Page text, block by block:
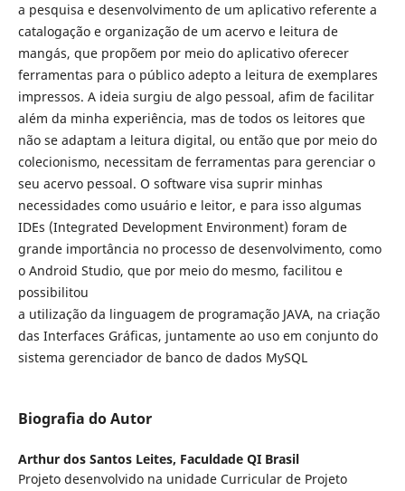
a pesquisa e desenvolvimento de um aplicativo referente a
catalogação e organização de um acervo e leitura de
mangás, que propõem por meio do aplicativo oferecer
ferramentas para o público adepto a leitura de exemplares
impressos. A ideia surgiu de algo pessoal, afim de facilitar
além da minha experiência, mas de todos os leitores que
não se adaptam a leitura digital, ou então que por meio do
colecionismo, necessitam de ferramentas para gerenciar o
seu acervo pessoal. O software visa suprir minhas
necessidades como usuário e leitor, e para isso algumas
IDEs (Integrated Development Environment) foram de
grande importância no processo de desenvolvimento, como
o Android Studio, que por meio do mesmo, facilitou e
possibilitou
a utilização da linguagem de programação JAVA, na criação
das Interfaces Gráficas, juntamente ao uso em conjunto do
sistema gerenciador de banco de dados MySQL
Biografia do Autor
Arthur dos Santos Leites, Faculdade QI Brasil
Projeto desenvolvido na unidade Curricular de Projeto